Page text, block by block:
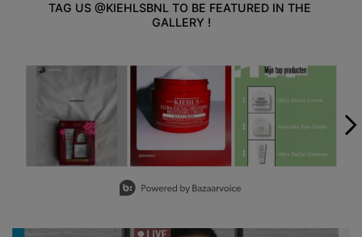
TAG US @KIEHLSBNL TO BE FEATURED IN THE
GALLERY !
Media Carousel - Carousel with product photos. Use the previous